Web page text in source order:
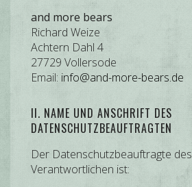
and more bears
Richard Weize
Achtern Dahl 4
27729 Vollersode
Email: info@and-more-bears.de
II. NAME UND ANSCHRIFT DES
DATENSCHUTZBEAUFTRAGTEN
Der Datenschutzbeauftragte des
Verantwortlichen ist: